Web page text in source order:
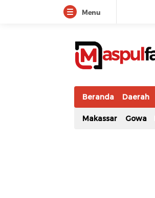
Menu
maspulfakta.com
Lokal Mendunia
Beranda Daerah
Makassar Gowa